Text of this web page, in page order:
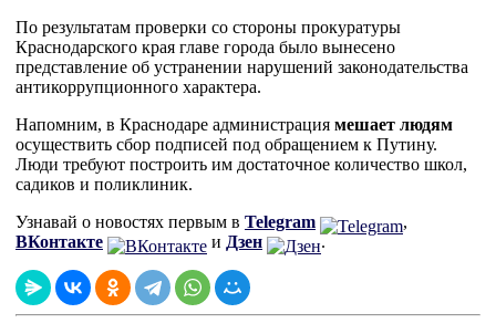
По результатам проверки со стороны прокуратуры
Краснодарского края главе города было вынесено
представление об устранении нарушений законодательства
антикоррупционного характера.
Напомним, в Краснодаре администрация мешает людям
осуществить сбор подписей под обращением к Путину.
Люди требуют построить им достаточное количество школ,
садиков и поликлиник.
Узнавай о новостях первым в Telegram
,
ВКонтакте
и Дзен .